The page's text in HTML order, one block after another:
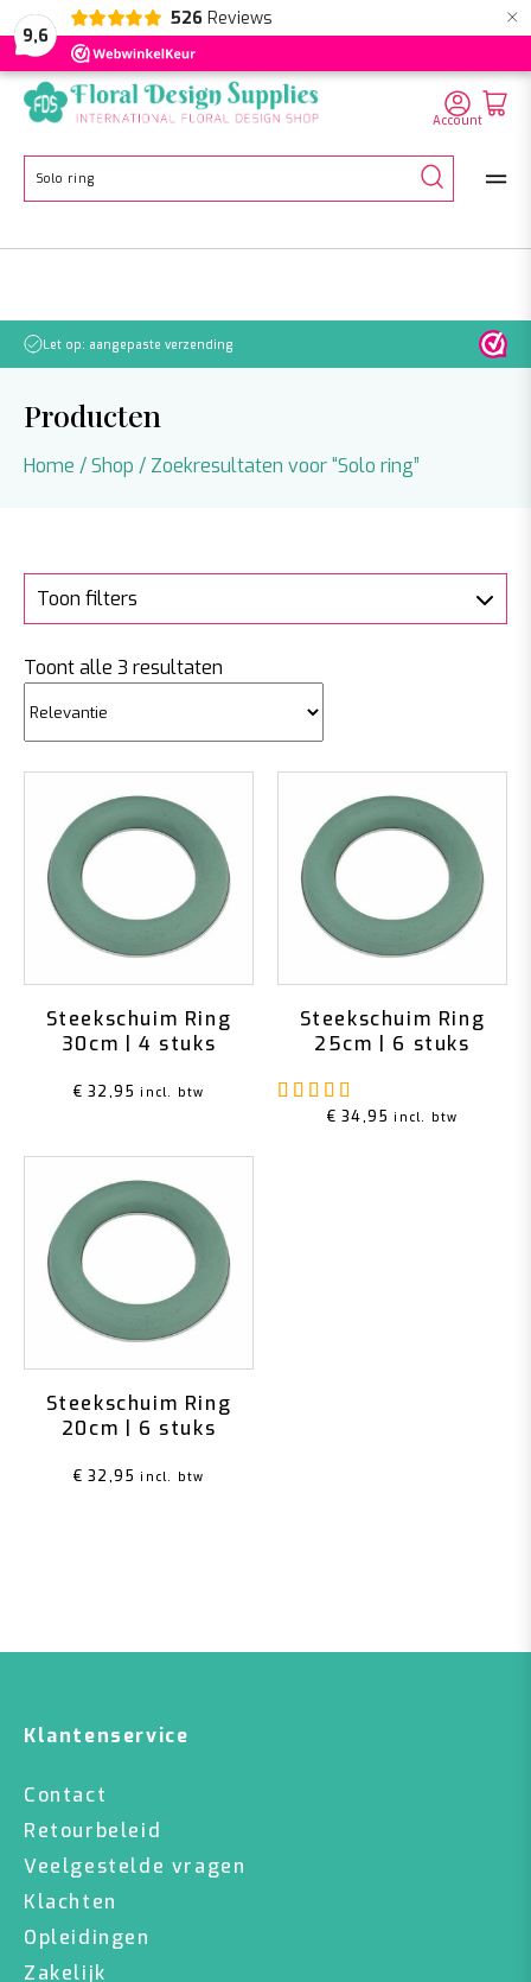
9,6
526 Reviews ×
NL EN DE
Zoeken
Account
Let op: aangepaste verzending
Producten
Home /Shop / Zoekresultaten voor “Solo ring”
Toon filters
Toont alle 3 resultaten
populariteit
Steekschuim Ring
30cm | 4 stuks
€ 32,95 incl. btw
Steekschuim Ring
25cm | 6 stuks
€ 34,95 incl. btw
Steekschuim Ring
20cm | 6 stuks
€ 32,95 incl. btw
Klantenservice
Contact
Retourbeleid
Veelgestelde vragen
Klachten
Opleidingen
Zakelijk